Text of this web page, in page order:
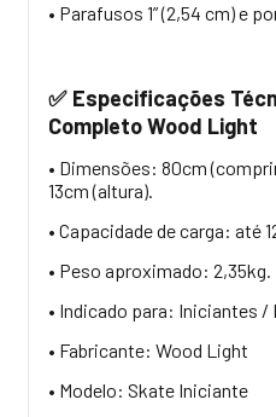
• Parafusos 1” (2,54 cm) e
✅ Especificações
Completo Wood Light
• Dimensões: 80cm
13cm (altura).
• Capacidade de carga: até
• Peso aproximado: 2,35kg.
• Indicado para: Iniciantes
• Fabricante: Wood Light
• Modelo: Skate Iniciante